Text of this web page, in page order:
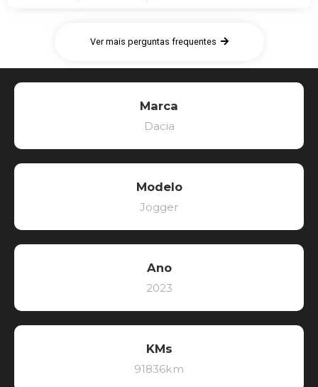
Ver mais perguntas frequentes
Marca
Dacia
Modelo
Jogger
Ano
2023
KMs
91836km